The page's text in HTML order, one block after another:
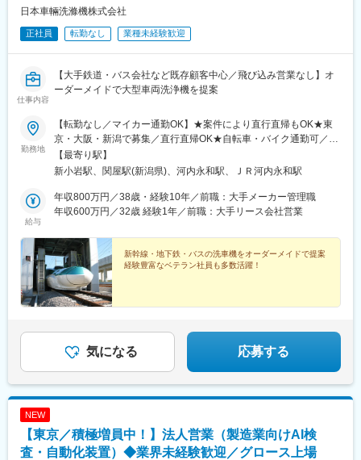
日本車輛洗滌機株式会社
正社員 転勤なし 業種未経験歓迎
仕事内容
【大手鉄道・バス会社など既存顧客中心／飛び込み営業なし】オ
ーダーメイドで大型車両洗浄機を提案
勤務地
【転勤なし／マイカー通勤OK】★案件により直行直帰もOK★東
京・大阪・新潟で募集／直行直帰OK★自転車・バイク通勤可／車
応相談■本社／東京都江戸川区中央1-29-4└新小岩駅徒歩25分／自
転車10分└バス新小21系統乗車6分「江戸川区役所前」下車徒歩6
A-03号室└ＪＲ河内永和駅徒歩9分■新潟営業所／新潟県新潟市中
央区文京町9-15└関谷駅徒歩10分※受動喫煙対策：あり
【最寄り駅】
新小岩駅、関屋駅(新潟県)、河内永和駅、ＪＲ河内永和駅
給与
年収800万円／38歳・経験10年／前職：大手メーカー管理職
年収600万円／32歳 経験1年／前職：大手リース会社営業
新幹線・地下鉄・バスの洗車機をオーダーメイドで提案
経験豊富なベテラン社員も多数活躍！
気になる 応募する
NEW
【東京／積極増員中！】法人営業（製造業向けAI検
査・自動化装置）◆業界未経験歓迎／グロース上場